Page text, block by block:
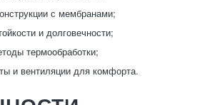
с мембранами;
и долговечности;
термообработки;
и вентиляции для комфорта.